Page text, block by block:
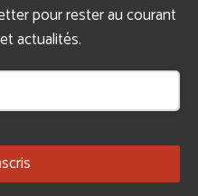
pour rester au courant
actualités.